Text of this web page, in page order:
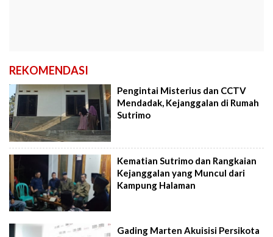
REKOMENDASI
Pengintai Misterius dan CCTV
Mendadak, Kejanggalan di Rumah
Sutrimo
Kematian Sutrimo dan Rangkaian
Kejanggalan yang Muncul dari
Kampung Halaman
Gading Marten Akuisisi Persikota